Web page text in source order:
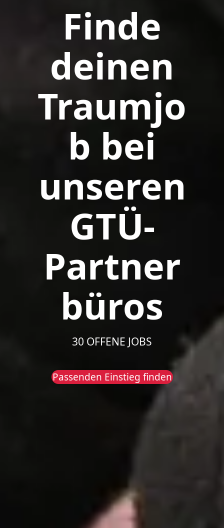
Finde
deinen
Traumjo
b bei
unseren
GTÜ-
Partner
büros
30 OFFENE JOBS
Passenden Einstieg finden